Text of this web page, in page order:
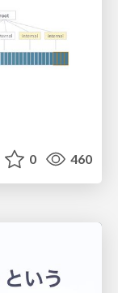
0 460